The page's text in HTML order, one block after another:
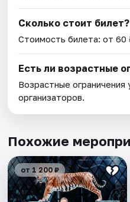
Сколько стоит билет?
Стоимость билета: от 60
Есть ли возрастные
Возрастные ограничения
организаторов.
Похожие
от 1 200 ₽